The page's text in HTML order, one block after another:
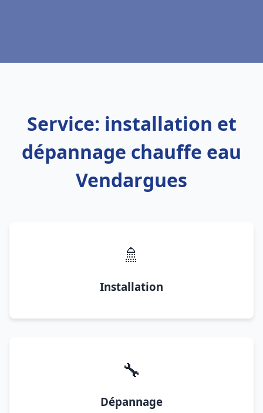
Service: installation et
dépannage chauffe eau
Vendargues
🚿
Installation
🔧
Dépannage